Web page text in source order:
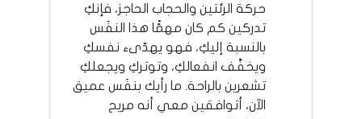
حركة الرئتين والحجاب الحاجز، فإنكِ
تدركين كم كان مهمًّا هذا النفَس
بالنسبة إليكِ، فهو يهدّىء نفسكِ
ويخفِّف انفعالكِ، وتوتركِ ويجعلكِ
تشعرين بالراحة. ما رأيك بنفَس عميق
الآن، أتوافقين معي أنه مريح